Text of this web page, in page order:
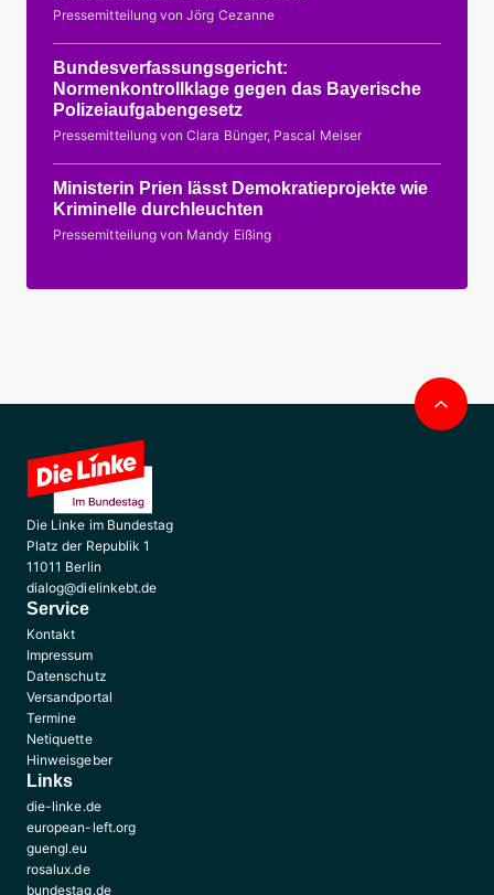
Pressemitteilung von Jörg Cezanne
Bundesverfassungsgericht:
Normenkontrollklage gegen das Bayerische
Polizeiaufgabengesetz
Pressemitteilung von Clara Bünger, Pascal Meiser
Ministerin Prien lässt Demokratieprojekte wie
Kriminelle durchleuchten
Pressemitteilung von Mandy Eißing
Die Linke im Bundestag
Platz der Republik 1
11011 Berlin
dialog@dielinkebt.de
Service
Kontakt
Impressum
Datenschutz
Versandportal
Termine
Netiquette
Hinweisgeber
Links
die-linke.de
european-left.org
guengl.eu
rosalux.de
bundestag.de